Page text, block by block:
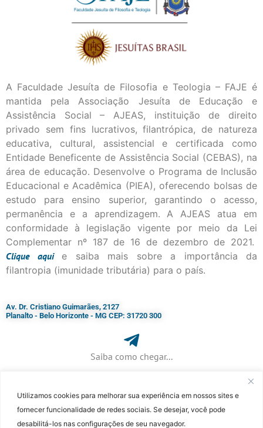
Utilizamos cookies para melhorar sua experiência em nossos sites e
fornecer funcionalidade de redes sociais. Se desejar, você pode
desabilitá-los nas configurações de seu navegador.
A Faculdade Jesuíta de Filosofia e Teologia – FAJE é
mantida pela Associação Jesuíta de Educação e
Assistência Social – AJEAS, instituição de direito
privado sem fins lucrativos, filantrópica, de natureza
educativa, cultural, assistencial e certificada como
Entidade Beneficente de Assistência Social (CEBAS), na
área de educação. Desenvolve o Programa de Inclusão
Educacional e Acadêmica (PIEA), oferecendo bolsas de
estudo para ensino superior, garantindo o acesso,
permanência e a aprendizagem. A AJEAS atua em
conformidade à legislação vigente por meio da Lei
Complementar nº 187 de 16 de dezembro de 2021.
Cliqueaqui
e saiba mais sobre a importância da
filantropia (imunidade tributária) para o país.
Av. Dr. Cristiano Guimarães, 2127
Planalto - Belo Horizonte - MG CEP: 31720 300
Saiba como chegar...
+ 55 (31) 3115-7000​